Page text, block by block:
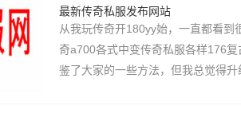
最新传奇私服发布网站
从我玩传奇开180yy始，一直都看
奇a700各式中变传奇私服各样176
鉴了大家的一些方法，但我总觉得